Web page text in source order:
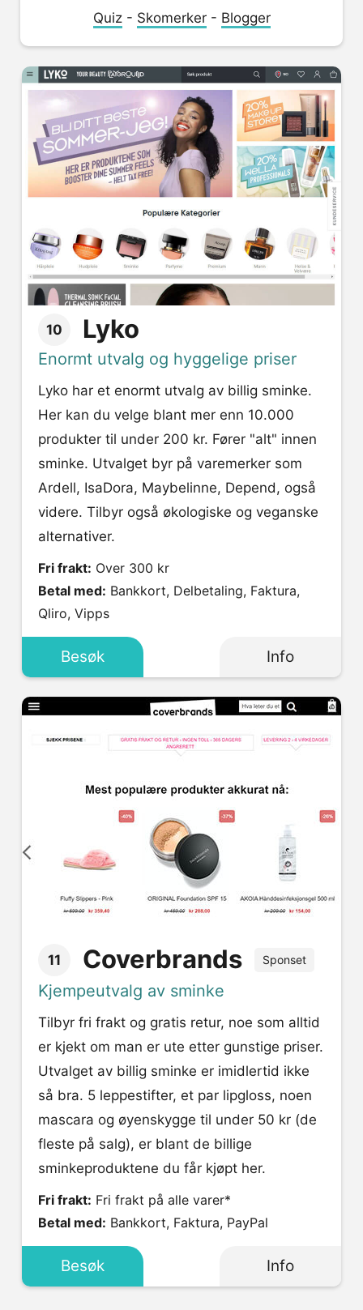
Quiz- Skomerker- Blogger
10 Lyko
Enormt utvalg og hyggelige priser
Lyko har et enormt utvalg av billig sminke.
Her kan du velge blant mer enn 10.000
produkter til under 200 kr. Fører "alt" innen
sminke. Utvalget byr på varemerker som
Ardell, IsaDora, Maybelinne, Depend, også
videre. Tilbyr også økologiske og veganske
alternativer.
Fri frakt: Over 300 kr
Betal med:
Qliro, Vipps
Besøk Info
11 Coverbrands Sponset
Kjempeutvalg av sminke
Tilbyr fri frakt og gratis retur, noe som alltid
er kjekt om man er ute etter gunstige priser.
Utvalget av billig sminke er imidlertid ikke
så bra. 5 leppestifter, et par lipgloss, noen
mascara og øyenskygge til under 50 kr (de
fleste på salg), er blant de billige
sminkeproduktene du får kjøpt her.
Fri frakt: Fri frakt på alle varer*
Betal med: Bankkort, Faktura, PayPal
Besøk Info